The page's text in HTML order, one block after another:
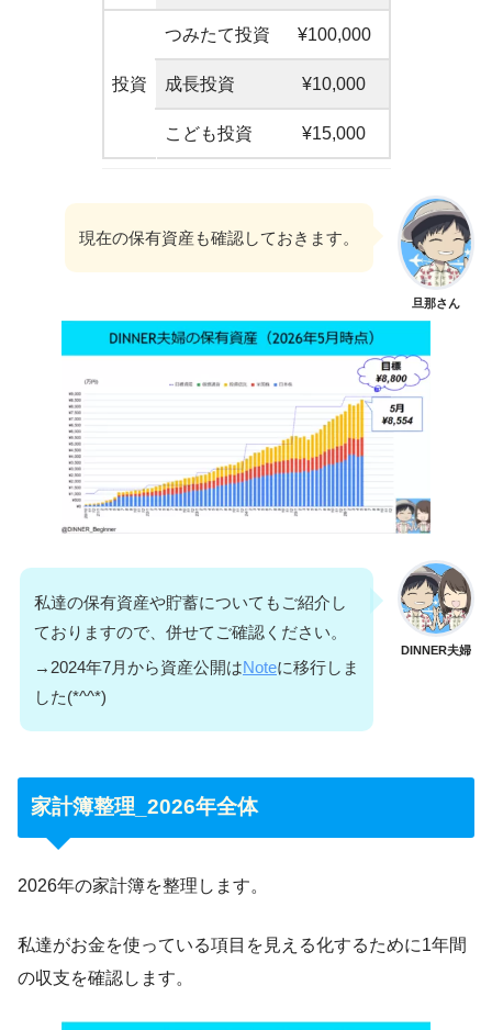
投資
つみたて投資 ¥100,000
成長投資 ¥10,000
こども投資 ¥15,000
旦那さん
現在の保有資産も確認しておきます。
DINNER夫婦
私達の保有資産や貯蓄についてもご紹介し
ておりますので、併せてご確認ください。
→2024年7月から資産公開はNoteに移行しま
した(*^^*)
家計簿整理_2026年全体
2026年の家計簿を整理します。
私達がお金を使っている項目を見える化するために1年間
の収支を確認します。